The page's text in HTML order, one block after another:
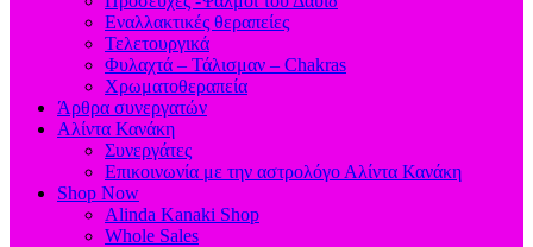
Εναλλακτικές θεραπείες
Τελετουργικά
Φυλαχτά – Τάλισμαν – Chakras
Χρωματοθεραπεία
Άρθρα συνεργατών
Αλίντα Κανάκη
Συνεργάτες
Επικοινωνία με την αστρολόγο Αλίντα Κανάκη
Shop Now
Alinda Kanaki Shop
Whole Sales